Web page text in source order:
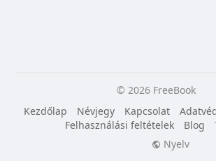
© 2026 FreeBook
Kezdőlap
Névjegy Kapcsolat
Felhasználási feltételek
Blog
Nyelv